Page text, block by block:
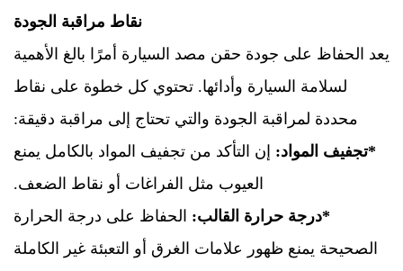
نقاط مراقبة الجودة
يعد الحفاظ على جودة حقن مصد السيارة أمرًا بالغ الأهمية
لسلامة السيارة وأدائها. تحتوي كل خطوة على نقاط
محددة لمراقبة الجودة والتي تحتاج إلى مراقبة دقيقة:
*تجفيف المواد: إن التأكد من تجفيف المواد بالكامل يمنع
العيوب مثل الفراغات أو نقاط الضعف.
*درجة حرارة القالب: الحفاظ على درجة الحرارة
الصحيحة يمنع ظهور علامات الغرق أو التعبئة غير الكاملة